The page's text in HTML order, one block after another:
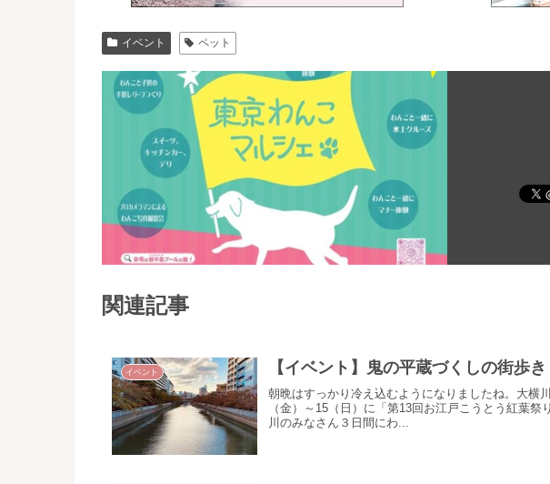
イベント ペット
関連記事
イベント 【イベント】鬼の平蔵づくしの街歩き
朝晩はすっかり冷え込むようになりましたね。大横
（金）～15（日）に「第13回お江戸こうとう紅葉
川のみなさん３日間にわ...